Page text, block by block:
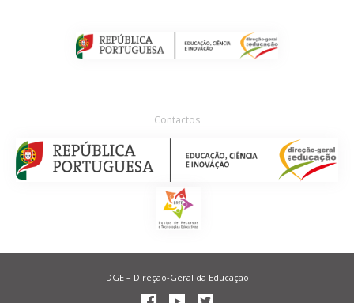
Contactos
DGE – Direção-Geral da Educação